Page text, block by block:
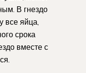
В гнездо
все яйца,
срока
вместе с